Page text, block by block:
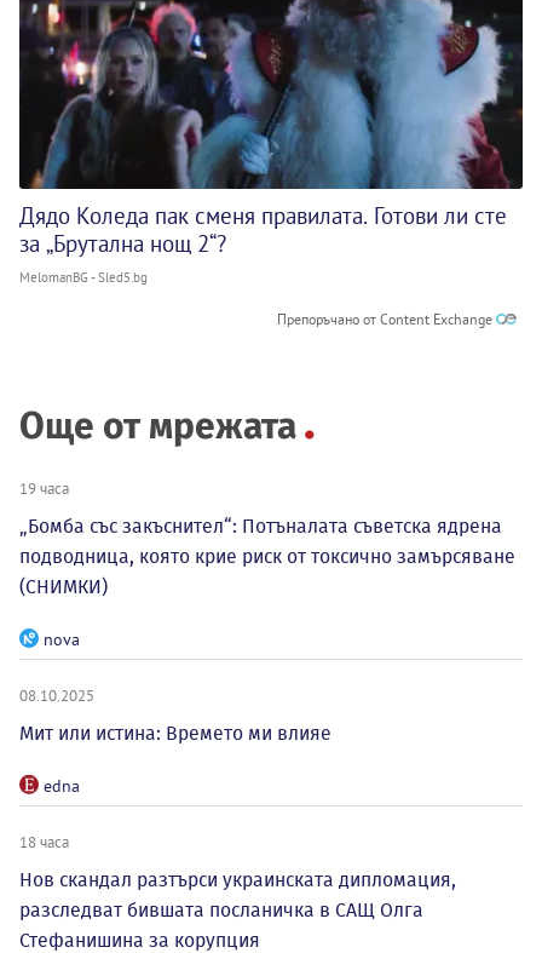
Дядо Коледа пак сменя правилата. Готови ли сте
за „Брутална нощ 2“?
MelomanBG - Sled5.bg
Препоръчано от Content Exchange
Още от мрежата
19 часа
„Бомба със закъснител“: Потъналата съветска ядрена
подводница, която крие риск от токсично замърсяване
(СНИМКИ)
nova
08.10.2025
Мит или истина: Времето ми влияе
edna
18 часа
Нов скандал разтърси украинската дипломация,
разследват бившата посланичка в САЩ Олга
Стефанишина за корупция